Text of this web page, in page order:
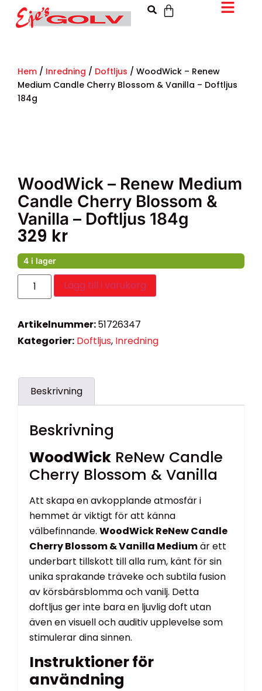
Hem / Inredning / Doftljus / WoodWick – Renew
Medium Candle Cherry Blossom & Vanilla – Doftljus
184g
WoodWick – Renew Medium
Candle Cherry Blossom &
Vanilla – Doftljus 184g
329 kr
4 i lager
Lägg till i varukorg
Artikelnummer:51726347
Kategorier: Doftljus, Inredning
Beskrivning
Beskrivning
WoodWick ReNew Candle
Cherry Blossom & Vanilla
Att skapa en avkopplande atmosfär i
hemmet är viktigt för att känna
välbefinnande. WoodWick ReNew Candle
Cherry Blossom & Vanilla Mediumär ett
underbart tillskott till alla rum, känt för sin
unika sprakande träveke och subtila fusion
av körsbärsblomma och vanilj. Detta
doftljus ger inte bara en ljuvlig doft utan
även en visuell och auditiv upplevelse som
stimulerar dina sinnen.
Instruktioner för
användning